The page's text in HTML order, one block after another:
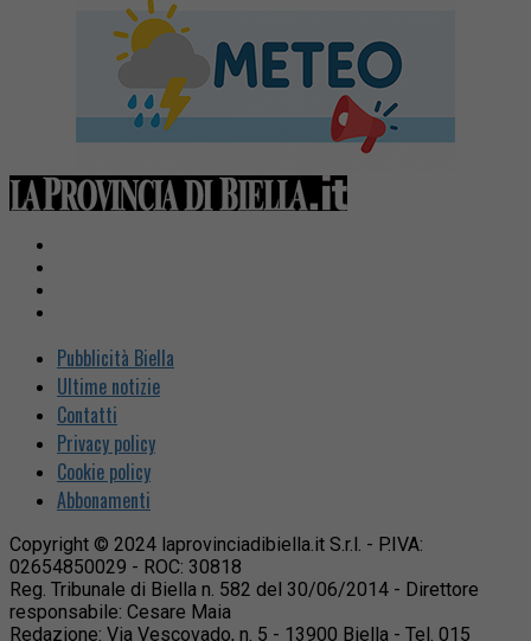
Pubblicità Biella
Ultime notizie
Contatti
Privacy policy
Cookie policy
Abbonamenti
Copyright © 2024 laprovinciadibiella.it S.r.l. - P.IVA:
02654850029 - ROC: 30818
Reg. Tribunale di Biella n. 582 del 30/06/2014 - Direttore
responsabile: Cesare Maia
Redazione: Via Vescovado, n. 5 - 13900 Biella - Tel. 015